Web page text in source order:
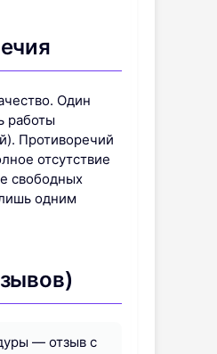
Один
работы
Противоречий
отсутствие
свободных
одним
— отзыв с